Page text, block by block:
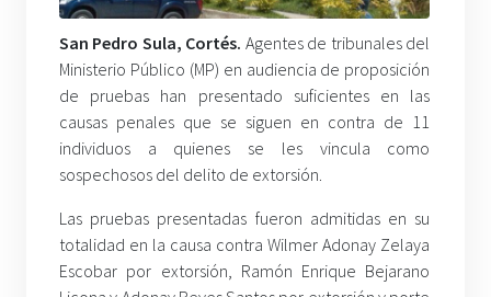
San Pedro Sula, Cortés. Agentes de tribunales del
Ministerio Público (MP) en audiencia de proposición
de pruebas han presentado suficientes en las
causas penales que se siguen en contra de 11
individuos a quienes se les vincula como
sospechosos del delito de extorsión.
Las pruebas presentadas fueron admitidas en su
totalidad en la causa contra Wilmer Adonay Zelaya
Escobar por extorsión, Ramón Enrique Bejarano